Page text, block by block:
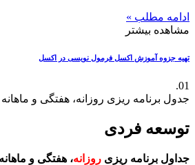
ادامه مطلب »
مشاهده بیشتر
تهیه جزوه آموزش اکسل فرمول نویسی در اکسل
01.
جدول برنامه ریزی روزانه، هفتگی و ماهانه
توسعه فردی
جداول برنامه ریزی روزانه، هفتگی و ماهانه